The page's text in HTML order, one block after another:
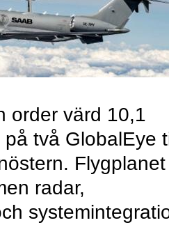
order värd 10,1
två GlobalEye
radar,